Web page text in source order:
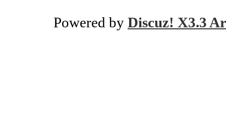
Powered by Discuz! X3.3